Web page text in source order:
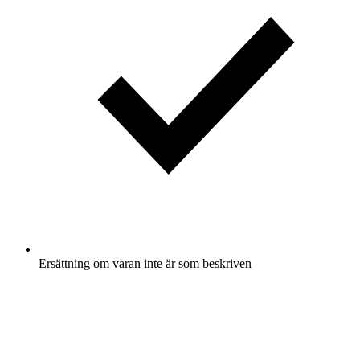
Ersättning om varan inte är som beskriven